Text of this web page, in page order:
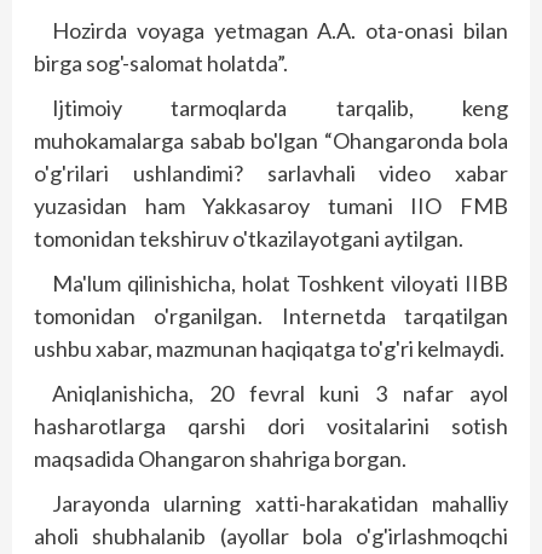
Hozirda voyaga yetmagan A.A. ota-onasi bilan
birga sog'-salomat holatda”.
Ijtimoiy tarmoqlarda tarqalib, keng
muhokamalarga sabab bo'lgan “Ohangaronda bola
o'g'rilari ushlandimi? sarlavhali video xabar
yuzasidan ham Yakkasaroy tumani IIO FMB
tomonidan tekshiruv o'tkazilayotgani aytilgan.
Ma'lum qilinishicha, holat Toshkent viloyati IIBB
tomonidan o'rganilgan. Internetda tarqatilgan
ushbu xabar, mazmunan haqiqatga to'g'ri kelmaydi.
Aniqlanishicha, 20 fevral kuni 3 nafar ayol
hasharotlarga qarshi dori vositalarini sotish
maqsadida Ohangaron shahriga borgan.
Jarayonda ularning xatti-harakatidan mahalliy
aholi shubhalanib (ayollar bola o'g'irlashmoqchi